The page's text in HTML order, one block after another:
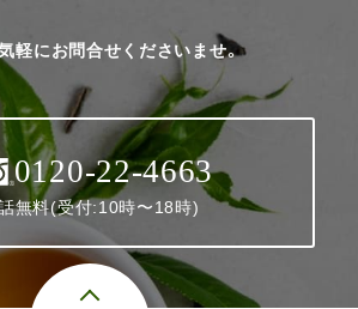
軽にお問合せくださいませ。
0120-22-4663
無料(受付:10時〜18時)